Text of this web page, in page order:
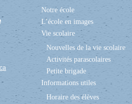
Notre école
L’école en images
Vie scolaire
Nouvelles de la vie scolaire
Activités parascolaires
Petite brigade
Informations utiles
Horaire des élèves